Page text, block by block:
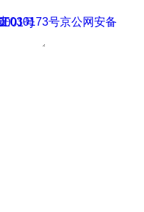
030173号
号